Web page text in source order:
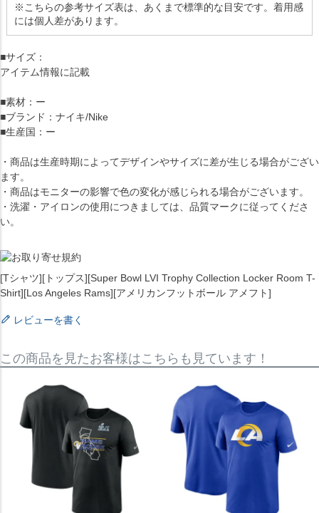
※こちらの参考サイズ表は、あくまで標準的な目安です。着用感
には個人差があります。
■サイズ：
アイテム情報に記載
■素材：ー
■ブランド：ナイキ/Nike
■生産国：ー
・商品は生産時期によってデザインやサイズに差が生じる場合がござい
ます。
・商品はモニターの影響で色の変化が感じられる場合がございます。
・洗濯・アイロンの使用につきましては、品質マークに従ってくださ
い。
[Tシャツ][トップス][Super Bowl LVI Trophy Collection Locker Room T-
Shirt][Los Angeles Rams][アメリカンフットボール アメフト]
レビューを書く
この商品を見たお客様はこちらも見ています！